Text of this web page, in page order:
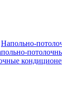
Напольно-